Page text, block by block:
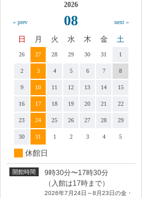
« prev
2026
08 next »
日 月 火 水 木 金 土
26 27 28 29 30 31 1
2 3 4 5 6 7 8
9 10 11 12 13 14 15
16 17 18 19 20 21 22
23 24 25 26 27 28 29
30 31 1 2 3 4 5
休館日
開館時間
9時30分〜17時30分
（入館は17時まで）
2026年7月24日～8月23日の金・